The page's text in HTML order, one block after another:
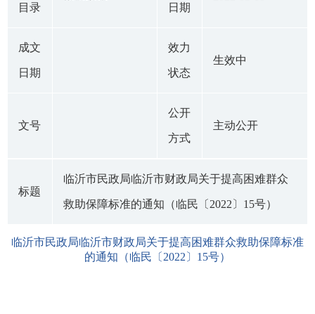
目录 日期
成文
日期
效力
状态
生效中
文号
公开
方式
主动公开
标题
临沂市民政局临沂市财政局关于提高困难群众
救助保障标准的通知（临民〔2022〕15号）
临沂市民政局临沂市财政局关于提高困难群众救助保障标准
的通知（临民〔2022〕15号）